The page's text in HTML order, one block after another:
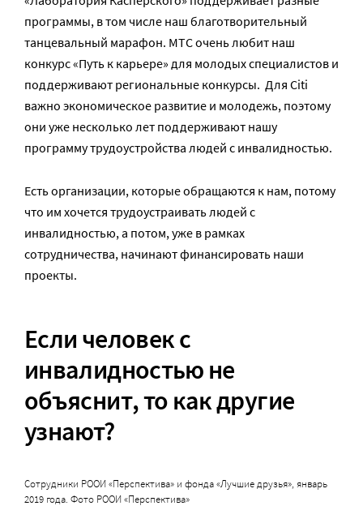
программы, в том числе наш благотворительный
танцевальный марафон. МТС очень любит наш
конкурс «Путь к карьере» для молодых специалистов и
поддерживают региональные конкурсы. Для Citi
важно экономическое развитие и молодежь, поэтому
они уже несколько лет поддерживают нашу
программу трудоустройства людей с инвалидностью.
Есть организации, которые обращаются к нам, потому
что им хочется трудоустраивать людей с
инвалидностью, а потом, уже в рамках
сотрудничества, начинают финансировать наши
проекты.
Если человек с
инвалидностью не
объяснит, то как другие
узнают?
Сотрудники РООИ «Перспектива» и фонда «Лучшие друзья», январь
2019 года. Фото РООИ «Перспектива»